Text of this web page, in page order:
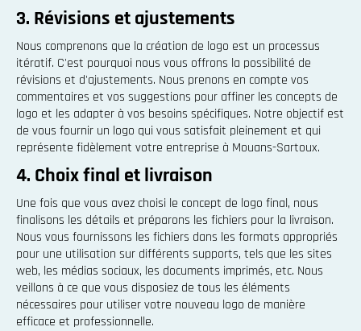
3. Révisions et ajustements
Nous comprenons que la création de logo est un processus
itératif. C'est pourquoi nous vous offrons la possibilité de
révisions et d'ajustements. Nous prenons en compte vos
commentaires et vos suggestions pour affiner les concepts de
logo et les adapter à vos besoins spécifiques. Notre objectif est
de vous fournir un logo qui vous satisfait pleinement et qui
représente fidèlement votre entreprise à Mouans-Sartoux.
4. Choix final et livraison
Une fois que vous avez choisi le concept de logo final, nous
finalisons les détails et préparons les fichiers pour la livraison.
Nous vous fournissons les fichiers dans les formats appropriés
pour une utilisation sur différents supports, tels que les sites
web, les médias sociaux, les documents imprimés, etc. Nous
veillons à ce que vous disposiez de tous les éléments
nécessaires pour utiliser votre nouveau logo de manière
efficace et professionnelle.